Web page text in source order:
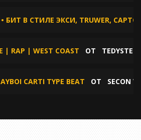
• БИТ В СТИЛЕ ЭКСИ, TRUWER,
| RAP | WEST COAST ОТ TEDYSTER
CARTI TYPE BEAT ОТ SECON